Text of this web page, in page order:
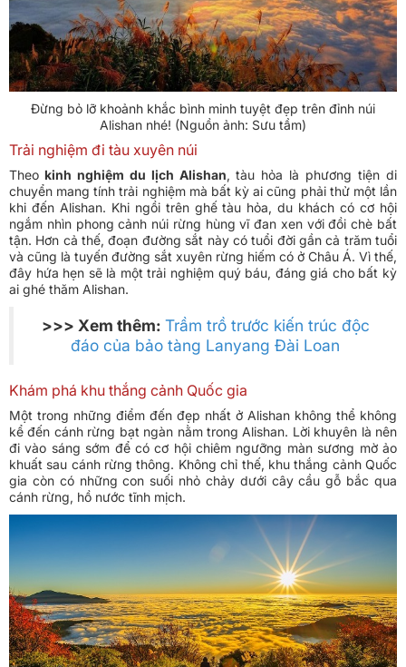
Đừng bỏ lỡ khoảnh khắc bình minh tuyệt đẹp trên đỉnh núi
Alishan nhé! (Nguồn ảnh: Sưu tầm)
Trải nghiệm đi tàu xuyên núi
Theo kinh nghiệm du lịch Alishan, tàu hỏa là phương tiện di
chuyển mang tính trải nghiệm mà bất kỳ ai cũng phải thử một lần
khi đến Alishan. Khi ngồi trên ghế tàu hỏa, du khách có cơ hội
ngắm nhìn phong cảnh núi rừng hùng vĩ đan xen với đồi chè bất
tận. Hơn cả thế, đoạn đường sắt này có tuổi đời gần cả trăm tuổi
và cũng là tuyến đường sắt xuyên rừng hiếm có ở Châu Á. Vì thế,
đây hứa hẹn sẽ là một trải nghiệm quý báu, đáng giá cho bất kỳ
ai ghé thăm Alishan.
>>> Xem thêm: Trầm trồ trước kiến trúc độc
đáo của bảo tàng Lanyang Đài Loan
Khám phá khu thắng cảnh Quốc gia
Một trong những điểm đến đẹp nhất ở Alishan không thể không
kể đến cánh rừng bạt ngàn nằm trong Alishan. Lời khuyên là nên
đi vào sáng sớm để có cơ hội chiêm ngưỡng màn sương mờ ảo
khuất sau cánh rừng thông. Không chỉ thế, khu thắng cảnh Quốc
gia còn có những con suối nhỏ chảy dưới cây cầu gỗ bắc qua
cánh rừng, hồ nước tĩnh mịch.